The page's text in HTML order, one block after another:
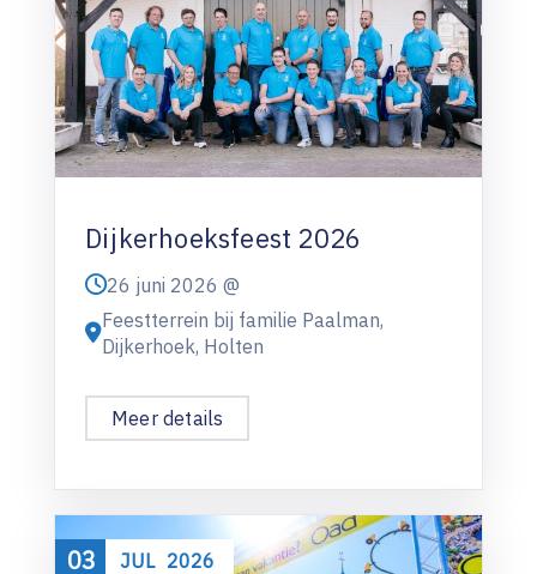
Dijkerhoeksfeest 2026
26 juni 2026 @
Feestterrein bij familie Paalman,
Dijkerhoek, Holten
Meer details
03 JUL 2026